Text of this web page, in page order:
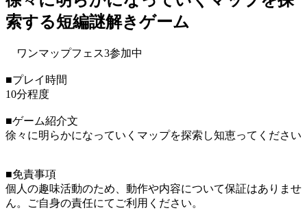
索する短編謎解きゲーム
ワンマップフェス3参加中
■プレイ時間
10分程度
■ゲーム紹介文
徐々に明らかになっていくマップを探索し知恵ってください
■免責事項
個人の趣味活動のため、動作や内容について保証はありませ
ん。ご自身の責任にてご利用ください。